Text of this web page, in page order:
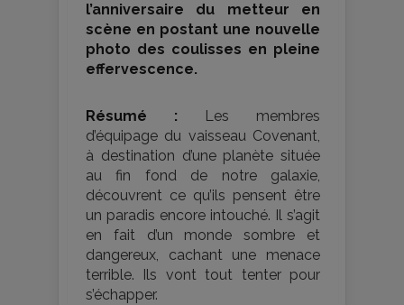
l’anniversaire du metteur en
scène en postant une nouvelle
photo des coulisses en pleine
effervescence.
Résumé : Les membres
d’équipage du vaisseau Covenant,
à destination d’une planète située
au fin fond de notre galaxie,
découvrent ce qu’ils pensent être
un paradis encore intouché. Il s’agit
en fait d’un monde sombre et
dangereux, cachant une menace
terrible. Ils vont tout tenter pour
s’échapper.